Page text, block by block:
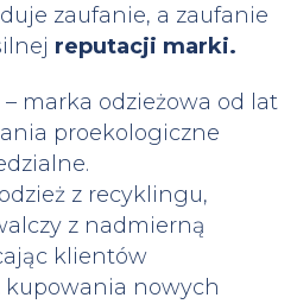
zaufanie, a zaufanie
reputacji marki.
– marka odzieżowa od lat
proekologiczne
z recyklingu,
z nadmierną
klientów
kupowania nowych